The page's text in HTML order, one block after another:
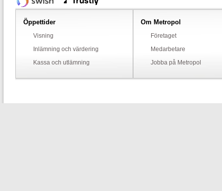
Öppettider
Visning
Inlämning och värdering
Kassa och utlämning
Om Metropol
Företaget
Medarbetare
Jobba på Metropol